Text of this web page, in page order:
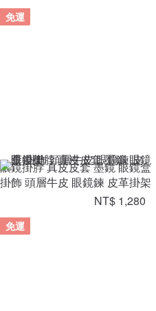
免運
眼鏡掛脖 真皮皮套 墨鏡 眼鏡盒
掛飾 頭層牛皮 眼鏡鍊 皮革掛架
NT$ 1,280
免運